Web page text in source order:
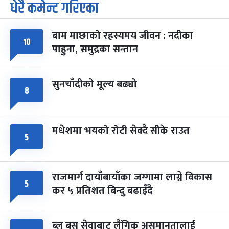
७
आइत
पूर्णिमा व्रत
चैत्र ७, २०८३-Mar 21, 2027
८ फागुपूर्णिमा
चैत्र ८, २०८३-Mar 22, 2027
७ महिना बाँकी
धेरै कमेन्ट गरिएका
१० बाम माछाको रहस्यमय जीवन : नदीका
पाहुना, समुद्रका सन्तान
८ सुनचाँदीको मूल्य बढ्यो
५ मधेशमा भयको रोटी सेक्दै सीके राउत
५ राजमार्ग दायाँबायाँका जग्गामा लाग्ने विकास
कर ५ प्रतिशत बिन्दु बढाइँदै